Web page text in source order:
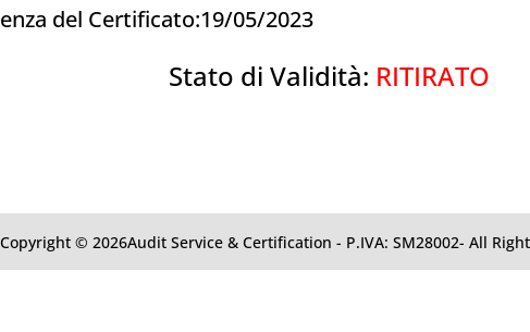
del Certificato:19/05/2023
Stato di Validità: RITIRATO
Copyright © 2026Audit Service & Certification - P.IVA: SM28002- All